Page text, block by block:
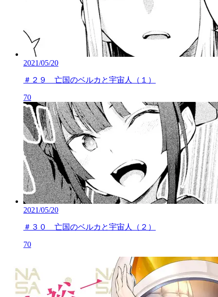
2021/05/20
＃２９ 亡国のベルカと宇宙人（１）
70
2021/05/20
＃３０ 亡国のベルカと宇宙人（２）
70